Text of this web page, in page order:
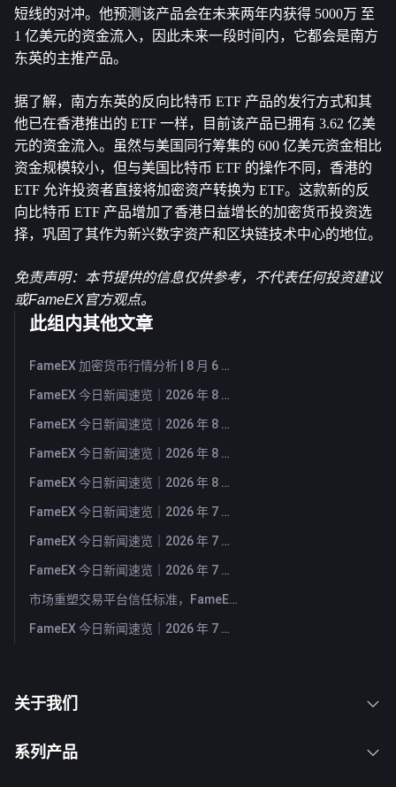
短线的对冲。他预测该产品会在未来两年内获得 5000万 至
1 亿美元的资金流入，因此未来一段时间内，它都会是南方
东英的主推产品。
据了解，南方东英的反向比特币 ETF 产品的发行方式和其
他已在香港推出的 ETF 一样，目前该产品已拥有 3.62 亿美
元的资金流入。虽然与美国同行筹集的 600 亿美元资金相比
资金规模较小，但与美国比特币 ETF 的操作不同，香港的
ETF 允许投资者直接将加密资产转换为 ETF。这款新的反
向比特币 ETF 产品增加了香港日益增长的加密货币投资选
择，巩固了其作为新兴数字资产和区块链技术中心的地位。
免责声明：本节提供的信息仅供参考，不代表任何投资建议
或FameEX官方观点。
此组内其他文章
FameEX 加密货币行情分析 | 8 月 6 日, 2026
FameEX 今日新闻速览｜2026 年 8 月 6 日
FameEX 今日新闻速览｜2026 年 8 月 5 日
FameEX 今日新闻速览｜2026 年 8 月 4 日
FameEX 今日新闻速览｜2026 年 8 月 3 日
FameEX 今日新闻速览｜2026 年 7 月 31 日
FameEX 今日新闻速览｜2026 年 7 月 30 日
FameEX 今日新闻速览｜2026 年 7 月 29 日
市场重塑交易平台信任标准，FameEX 以八年稳健运营持续服务全球用户
FameEX 今日新闻速览｜2026 年 7 月 28 日
关于我们
系列产品